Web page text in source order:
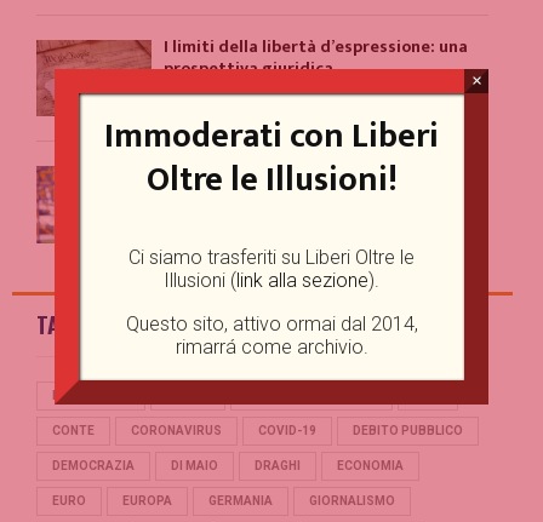
I limiti della libertà d’espressione: una
prospettiva giuridica
18/09/2023
A Roma c’è un evidente problema con la
comunicazione
TAG
BERLUSCONI
CONTE CORONAVIRUS COVID-19 DEBITO PUBBLICO
DEMOCRAZIA DI MAIO DRAGHI ECONOMIA
EURO EUROPA GERMANIA GIORNALISMO
Immoderati con Liberi
Oltre le Illusioni!
Ci siamo trasferiti su Liberi Oltre le
Illusioni (link alla sezione).
Questo sito, attivo ormai dal 2014,
rimarrá come archivio.
×